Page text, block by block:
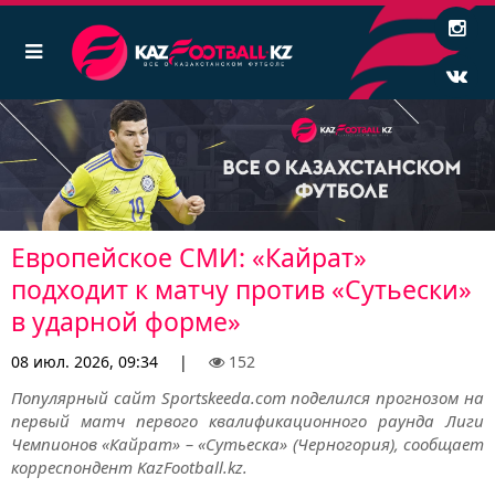
Европейское СМИ: «Кайрат»
подходит к матчу против «Сутьески»
в ударной форме»
08 июл. 2026, 09:34 | 152
Популярный сайт Sportskeeda.com поделился прогнозом на
первый матч первого квалификационного раунда Лиги
Чемпионов «Кайрат» – «Сутьеска» (Черногория), сообщает
корреспондент KazFootball.kz.